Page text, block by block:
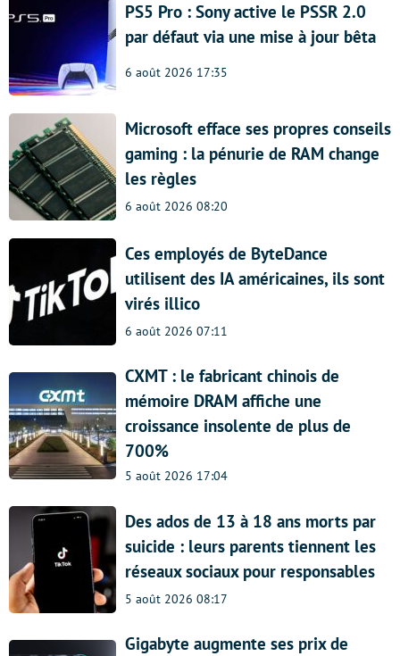
PS5 Pro : Sony active le PSSR 2.0
par défaut via une mise à jour bêta
6 août 2026 17:35
Microsoft efface ses propres conseils
gaming : la pénurie de RAM change
les règles
6 août 2026 08:20
Ces employés de ByteDance
utilisent des IA américaines, ils sont
virés illico
6 août 2026 07:11
CXMT : le fabricant chinois de
mémoire DRAM affiche une
croissance insolente de plus de
700%
5 août 2026 17:04
Des ados de 13 à 18 ans morts par
suicide : leurs parents tiennent les
réseaux sociaux pour responsables
5 août 2026 08:17
Gigabyte augmente ses prix de